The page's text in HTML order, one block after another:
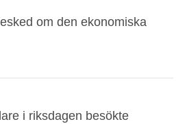
om den ekonomiska
i riksdagen besökte